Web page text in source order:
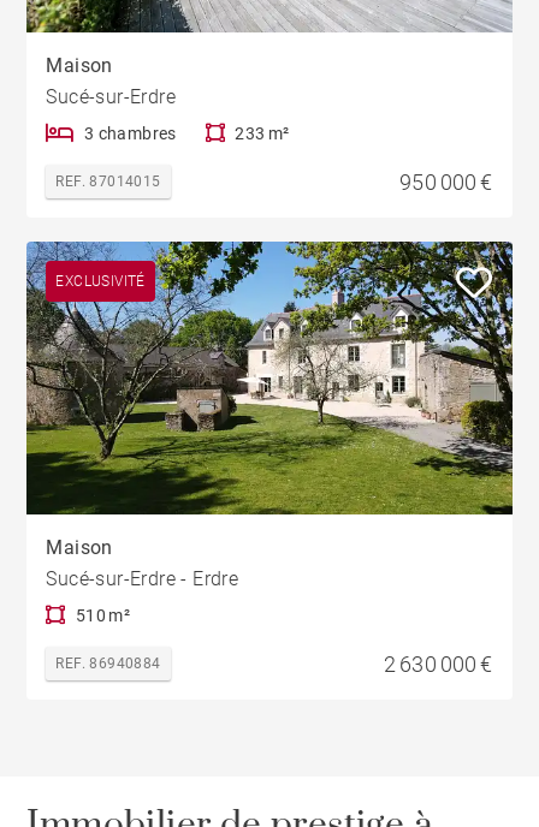
Maison
Sucé-sur-Erdre
3 chambres 233 m²
REF. 87014015 950 000 €
EXCLUSIVITÉ
Maison
Sucé-sur-Erdre - Erdre
510 m²
REF. 86940884 2 630 000 €